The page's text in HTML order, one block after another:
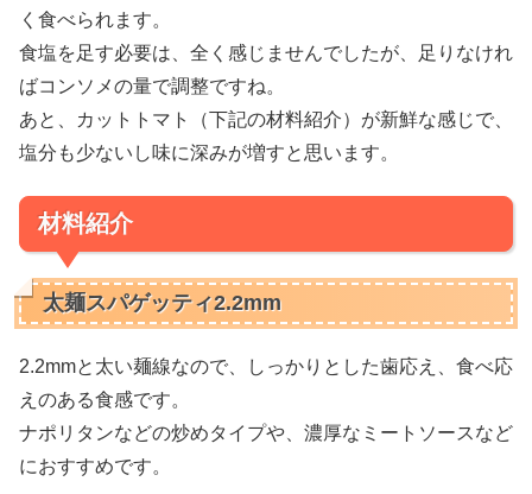
く食べられます。
食塩を足す必要は、全く感じませんでしたが、足りなけれ
ばコンソメの量で調整ですね。
あと、カットトマト（下記の材料紹介）が新鮮な感じで、
塩分も少ないし味に深みが増すと思います。
材料紹介
太麺スパゲッティ2.2mm
2.2mmと太い麺線なので、しっかりとした歯応え、食べ応
えのある食感です。
ナポリタンなどの炒めタイプや、濃厚なミートソースなど
におすすめです。